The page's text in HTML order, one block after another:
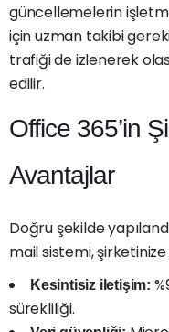
güncellemelerin
için uzman takibi
trafiği de izlenerek
edilir.
Office 365’in
Avantajlar
Doğru şekilde
mail sistemi,
Kesintisiz iletişim:
sürekliliği.